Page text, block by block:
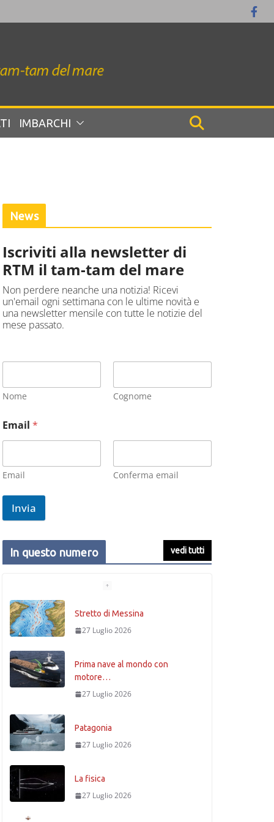
IMBARCHI
News
Iscriviti alla newsletter di
RTM il tam-tam del mare
Non perdere neanche una notizia! Ricevi
un'email ogni settimana con le ultime novità e
una newsletter mensile con tutte le notizie del
mese passato.
Nome Cognome
Email *
Email Conferma email
Invia
In questo numero vedi tutti
Stretto di Messina
27 Luglio 2026
Prima nave al mondo con
motore…
27 Luglio 2026
Patagonia
27 Luglio 2026
La fisica
27 Luglio 2026